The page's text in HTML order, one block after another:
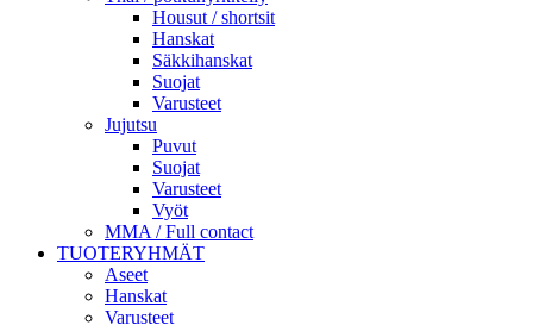
Housut / shortsit
Hanskat
Säkkihanskat
Suojat
Varusteet
Jujutsu
Puvut
Suojat
Varusteet
Vyöt
MMA / Full contact
TUOTERYHMÄT
Aseet
Hanskat
Varusteet